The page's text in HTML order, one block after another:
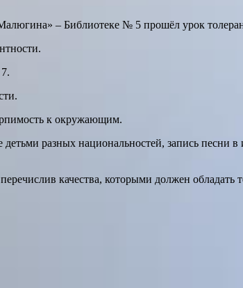
– Библиотеке № 5 прошёл урок
к окружающим.
разных национальностей, запись
качества, которыми должен обладать